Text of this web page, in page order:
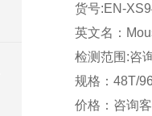
货号:EN-
英文名：
检测范围:咨
规格：48T/
价格：咨询